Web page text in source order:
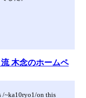
木念のホームペ
/~ka10ryo1/on this